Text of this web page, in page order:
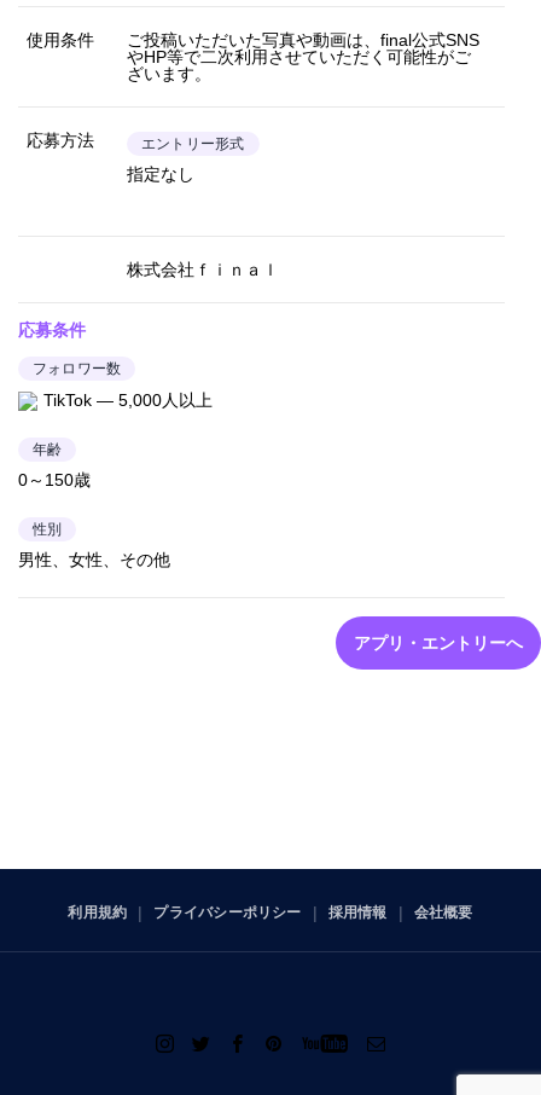
使用条件
ご投稿いただいた写真や動画は、final公式SNS
やHP等で二次利用させていただく可能性がご
ざいます。
応募方法 エントリー形式
指定なし
株式会社ｆｉｎａｌ
応募条件
フォロワー数
TikTok — 5,000人以上
年齢
0～150歳
性別
男性、女性、その他
アプリ・エントリーへ
利用規約 プライバシーポリシー 採用情報 会社概要